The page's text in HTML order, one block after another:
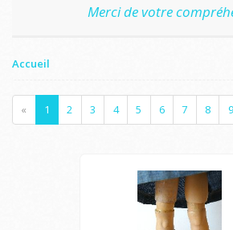
Merci de votre
Accueil
« 1 2 3 4 5 6 7 8 9